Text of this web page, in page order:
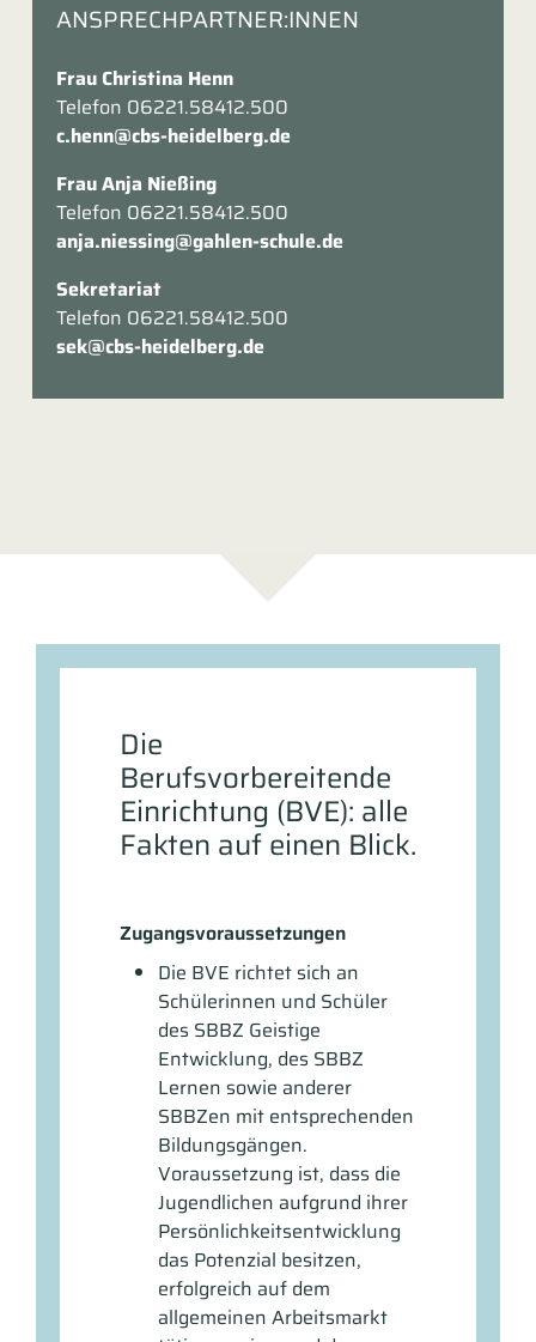
ANSPRECHPARTNER:INNEN
Frau Christina Henn
Telefon 06221.58412.500
c.henn@cbs-heidelberg.de
Frau Anja Nießing
Telefon 06221.58412.500
anja.niessing@gahlen-schule.de
Sekretariat
Telefon 06221.58412.500
sek@cbs-heidelberg.de
Die
Berufsvorbereitende
Einrichtung (BVE): alle
Fakten auf einen Blick.
Zugangsvoraussetzungen
Die BVE richtet sich an
Schülerinnen und Schüler
des SBBZ Geistige
Entwicklung, des SBBZ
Lernen sowie anderer
SBBZen mit entsprechenden
Bildungsgängen.
Voraussetzung ist, dass die
Jugendlichen aufgrund ihrer
Persönlichkeitsentwicklung
das Potenzial besitzen,
erfolgreich auf dem
allgemeinen Arbeitsmarkt